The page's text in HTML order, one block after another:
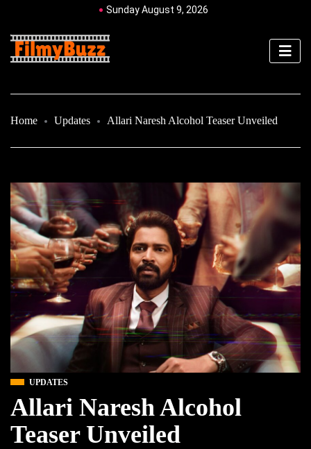
Sunday August 9, 2026
Home Updates Allari Naresh Alcohol Teaser Unveiled
UPDATES
Allari Naresh Alcohol
Teaser Unveiled